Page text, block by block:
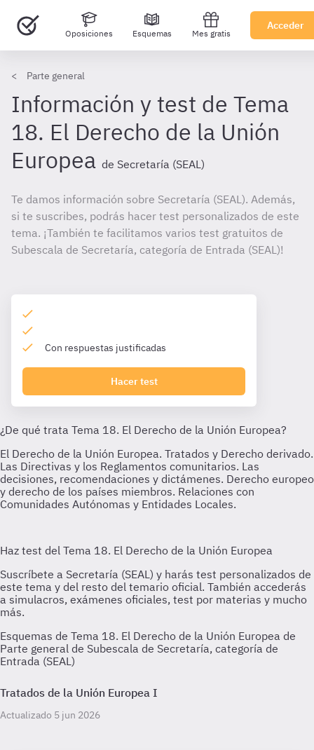
Oposiciones Esquemas Mes gratis
Acceder
Parte general
Información y test de Tema
18. El Derecho de la Unión
Europea de Secretaría (SEAL)
Te damos información sobre Secretaría (SEAL). Además,
si te suscribes, podrás hacer test personalizados de este
tema. ¡También te facilitamos varios test gratuitos de
Subescala de Secretaría, categoría de Entrada (SEAL)!
Con respuestas justificadas
Hacer test
Esquemas de Tema 18. El Derecho de la Unión Europea de
Parte general de Subescala de Secretaría, categoría de
Entrada (SEAL)
Tratados de la Unión Europea I
Actualizado 5 jun 2026